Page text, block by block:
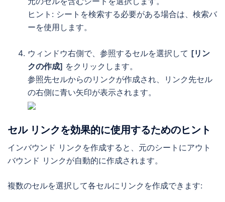
ヒント: シートを検索する必要がある場合は、検索バ
ーを使用します。
ウィンドウ右側で、参照するセルを選択して [リン
クの作成] をクリックします。
参照先セルからのリンクが作成され、リンク先セル
の右側に青い矢印が表示されます。
セル リンクを効果的に使用するためのヒント
インバウンド リンクを作成すると、元のシートにアウト
バウンド リンクが自動的に作成されます。
複数のセルを選択して各セルにリンクを作成できます: